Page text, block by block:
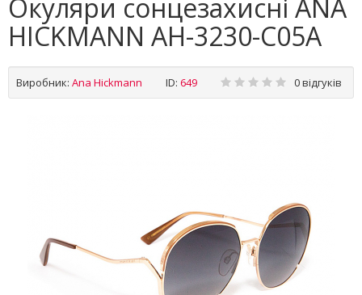
Окуляри сонцезахисні ANA
HICKMANN AH-3230-C05A
Виробник: Ana Hickmann ID: 649 0 відгуків